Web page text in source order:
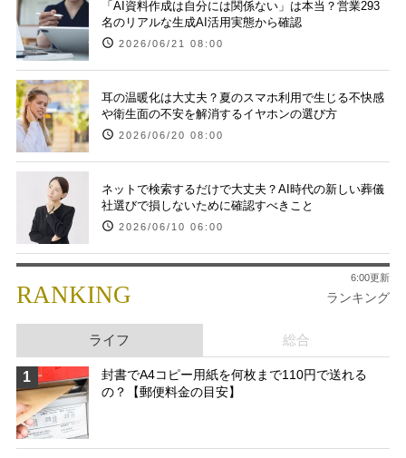
「AI資料作成は自分には関係ない」は本当？営業293
名のリアルな生成AI活用実態から確認
2026/06/21 08:00
耳の温暖化は大丈夫？夏のスマホ利用で生じる不快感
や衛生面の不安を解消するイヤホンの選び方
2026/06/20 08:00
ネットで検索するだけで大丈夫？AI時代の新しい葬儀
社選びで損しないために確認すべきこと
2026/06/10 06:00
RANKING ランキング
6:00更新
ライフ 総合
1
封書でA4コピー用紙を何枚まで110円で送れる
の？【郵便料金の目安】